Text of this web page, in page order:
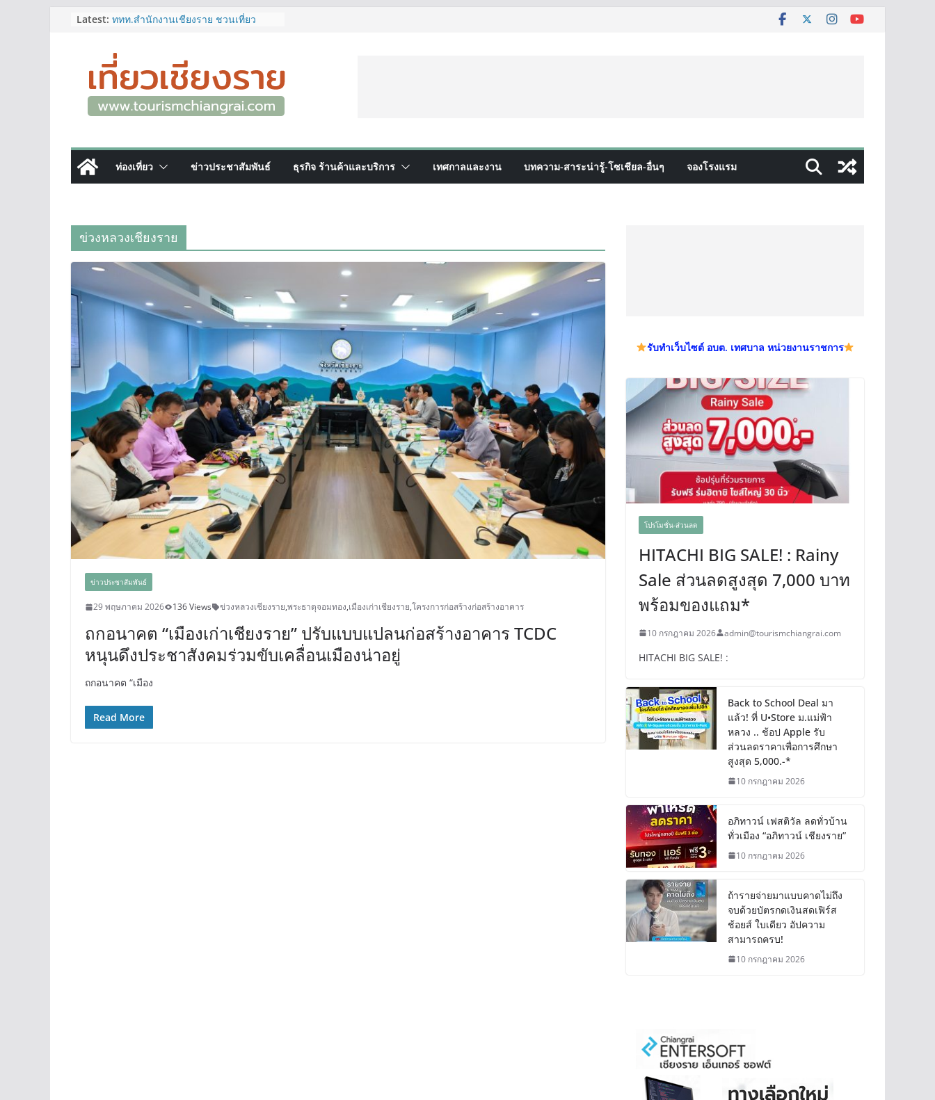
Latest: ททท.สำนักงานเชียงราย ชวนเที่ยว
เก็บแสตมป์ครบ แล้วรับของที่ระลึกสุด
พิเศษ! ทันที
เลขสวย หมวด ขจ เปิดประมูลออนไลน์
แล้ววันนี้ เลขเด่น เลขมงคล ความหมาย
ดีมีให้เลือกหลากหลายทั้ง 301 หมายเลข
จ.เชียงราย ที่ไม่ควรพลาด!
12–16 ส.ค.นี้ เตรียมพบกับมหกรรมสุด
ยิ่งใหญ่แห่งปี “อุตสาหกรรมแฟร์ ล้านนา
ตะวันออก 2026”
ศิลปะมีชีวิต หนุนเศรษฐกิจสร้างสรรค์
และการท่องเที่ยวของเมือง
ท่องเที่ยว ข่าวประชาสัมพันธ์ ธุรกิจ ร้านค้าและบริการ เทศกาลและงาน บทความ-สาระน่ารู้-โซเชียล-อื่นๆ จองโรงแรม
ข่วงหลวงเชียงราย
ข่าวประชาสัมพันธ์
29 พฤษภาคม 2026 136 Views ข่วงหลวงเชียงราย,พระธาตุจอมทอง,เมืองเก่าเชียงราย,โครงการก่อสร้างก่อสร้างอาคาร
ถกอนาคต “เมืองเก่าเชียงราย” ปรับแบบแปลนก่อสร้างอาคาร TCDC
หนุนดึงประชาสังคมร่วมขับเคลื่อนเมืองน่าอยู่
ถกอนาคต “เมือง
Read More
รับทำเว็บไซต์ อบต. เทศบาล หน่วยงานราชการ
โปรโมชั่น-ส่วนลด
HITACHI BIG SALE! : Rainy
Sale ส่วนลดสูงสุด 7,000 บาท
พร้อมของแถม*
10 กรกฎาคม 2026 admin@tourismchiangrai.com
HITACHI BIG SALE! :
Back to School Deal มา
แล้ว! ที่ U•Store ม.แม่ฟ้า
หลวง .. ช้อป Apple รับ
ส่วนลดราคาเพื่อการศึกษา
สูงสุด 5,000.-*
10 กรกฎาคม 2026
อภิทาวน์ เฟสติวัล ลดทั่วบ้าน
ทั่วเมือง “อภิทาวน์ เชียงราย”
10 กรกฎาคม 2026
ถ้ารายจ่ายมาแบบคาดไม่ถึง
จบด้วยบัตรกดเงินสดเฟิร์ส
ช้อยส์ ใบเดียว อัปความ
สามารถครบ!
10 กรกฎาคม 2026